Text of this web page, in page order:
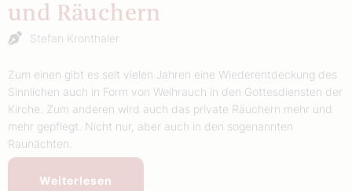
und Räuchern
Stefan Kronthaler
Zum einen gibt es seit vielen Jahren eine Wiederentdeckung des
Sinnlichen auch in Form von Weihrauch in den Gottesdiensten der
Kirche. Zum anderen wird auch das private Räuchern mehr und
mehr gepflegt. Nicht nur, aber auch in den sogenannten
Raunächten.
Weiterlesen